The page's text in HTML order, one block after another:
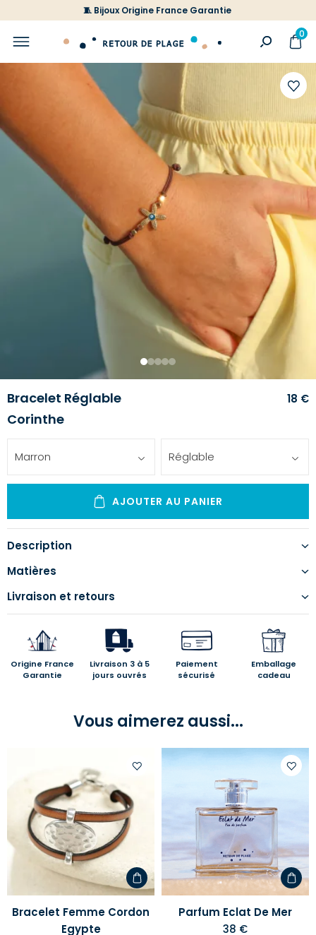
🧵 Bijoux Origine France Garantie
0
à
votre
liste
1 2345
Bracelet Réglable
Corinthe
18 €
Marron Réglable
AJOUTER AU PANIER
Description
Matières
Livraison et retours
Origine France
Garantie
Livraison 3 à 5
jours ouvrés
Paiement
sécurisé
Emballage
cadeau
Vous aimerez aussi...
à
votre
liste
d'envies
Bracelet Femme Cordon
Egypte
Parfum Eclat De Mer
38 €